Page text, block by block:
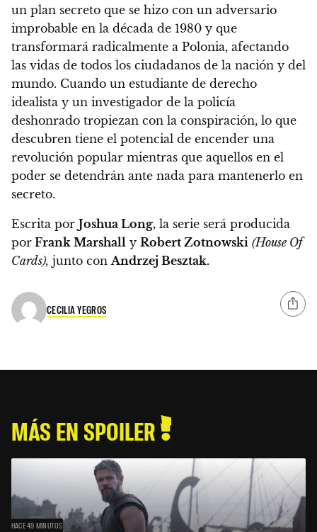
un plan secreto que se hizo con un adversario
improbable en la década de 1980 y que
transformará radicalmente a Polonia, afectando
las vidas de todos los ciudadanos de la nación y del
mundo. Cuando un estudiante de derecho
idealista y un investigador de la policía
deshonrado tropiezan con la conspiración, lo que
descubren tiene el potencial de encender una
revolución popular mientras que aquellos en el
poder se detendrán ante nada para mantenerlo en
secreto.
Escrita por Joshua Long, la serie será producida
por Frank Marshall y Robert Zotnowski (House Of
Cards), junto conAndrzej Besztak.
CECILIA YEGROS
MÁS EN SPOILER
HACE 49 MINUTOS